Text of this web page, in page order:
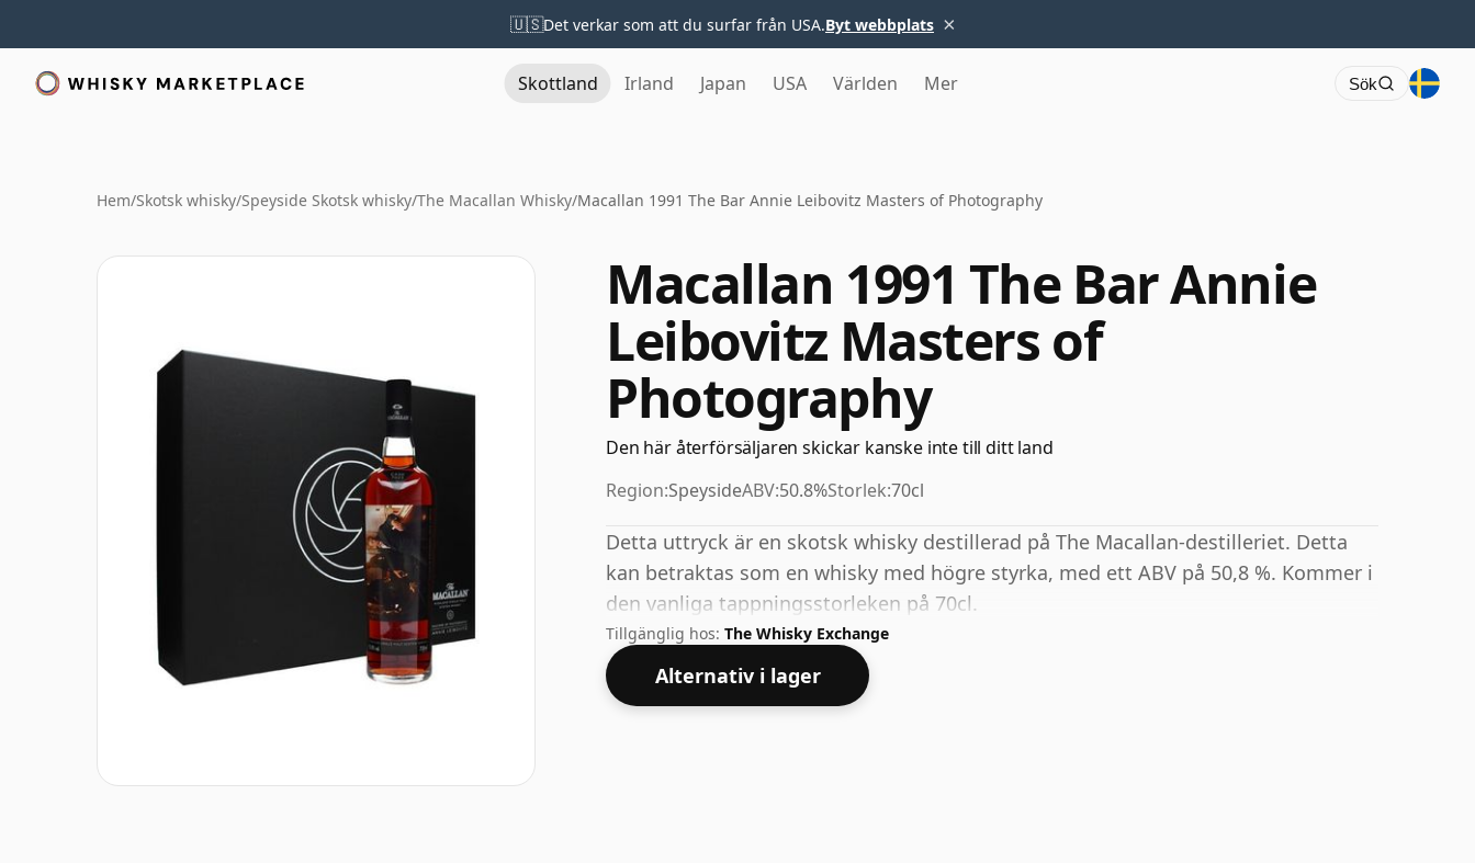
🇺🇸Det verkar som att du surfar från USA.Byt webbplats ×
Skottland Irland Japan USA Världen Mer Sök
Hem/Skotsk whisky/Speyside Skotsk whisky/The Macallan Whisky/Macallan 1991 The Bar Annie Leibovitz Masters of Photography
Macallan 1991 The Bar Annie
Leibovitz Masters of
Photography
Den här återförsäljaren skickar kanske inte till ditt land
Region:SpeysideABV:50.8%Storlek:70cl
Detta uttryck är en skotsk whisky destillerad på The Macallan-destilleriet. Detta
kan betraktas som en whisky med högre styrka, med ett ABV på 50,8 %. Kommer i
den vanliga tappningsstorleken på 70cl.
Tillgänglig hos: The Whisky Exchange
Alternativ i lager